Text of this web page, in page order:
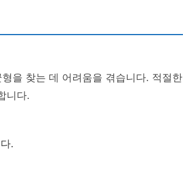
을 찾는 데 어려움을 겪습니다. 적절한
니다.
.